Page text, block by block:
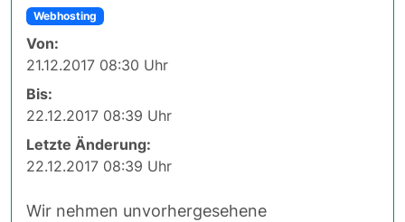
Webhosting
Von:
21.12.2017 08:30 Uhr
Bis:
22.12.2017 08:39 Uhr
Letzte Änderung:
22.12.2017 08:39 Uhr
Wir nehmen unvorhergesehene